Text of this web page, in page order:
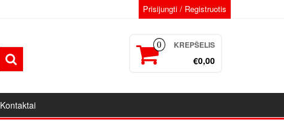
Prisijungti / Registruotis
0 KREPŠELIS
€0,00
Kontaktai